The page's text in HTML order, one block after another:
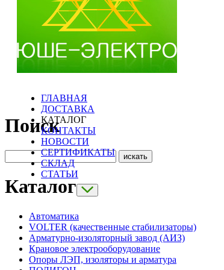
ГЛАВНАЯ
ДОСТАВКА
КАТАЛОГ
КОНТАКТЫ
НОВОСТИ
СЕРТИФИКАТЫ
СКЛАД
СТАТЬИ
Поиск
Каталог
Автоматика
VOLTER (качественные стабилизаторы)
Арматурно-изоляторный завод (АИЗ)
Крановое электрооборудование
Опоры ЛЭП, изоляторы и арматура